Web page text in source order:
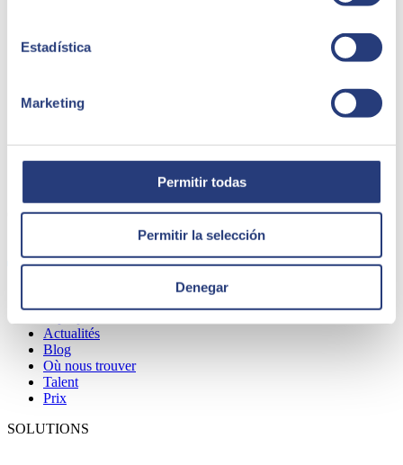
Estadística
Marketing
Permitir todas
Permitir la selección
Denegar
QUI NOUS SOMMES
Actualités
Blog
Où nous trouver
Talent
Prix
SOLUTIONS